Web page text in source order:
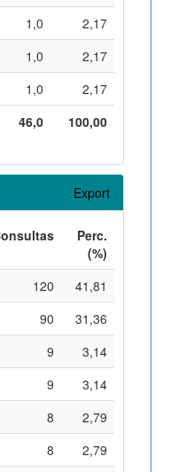
1,0
2,17
1,0
2,17
1,0
2,17
46,0
100,00
Export
Perc.
(%)
120
41,81
90
31,36
9
3,14
9
3,14
8
2,79
8
2,79